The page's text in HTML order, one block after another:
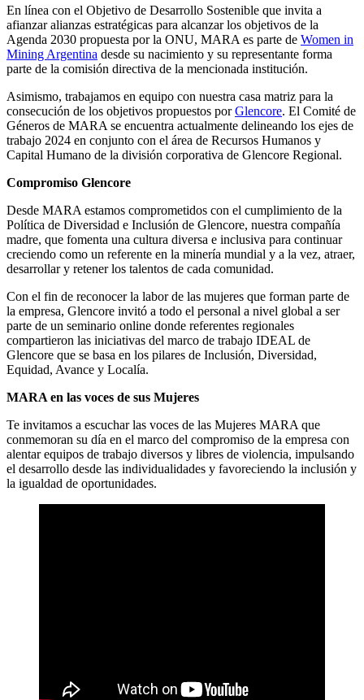
En línea con el Objetivo de Desarrollo Sostenible que invita a
afianzar alianzas estratégicas para alcanzar los objetivos de la
Agenda 2030 propuesta por la ONU, MARA es parte de Women in
Mining Argentina desde su nacimiento y su representante forma
parte de la comisión directiva de la mencionada institución.
Asimismo, trabajamos en equipo con nuestra casa matriz para la
consecución de los objetivos propuestos porGlencore. El Comité de
Géneros de MARA se encuentra actualmente delineando los ejes de
trabajo 2024 en conjunto con el área de Recursos Humanos y
Capital Humano de la división corporativa de Glencore Regional.
Compromiso Glencore
Desde MARA estamos comprometidos con el cumplimiento de la
Política de Diversidad e Inclusión de Glencore, nuestra compañía
madre, que fomenta una cultura diversa e inclusiva para continuar
creciendo como un referente en la minería mundial y a la vez, atraer,
desarrollar y retener los talentos de cada comunidad.
Con el fin de reconocer la labor de las mujeres que forman parte de
la empresa, Glencore invitó a todo el personal a nivel global a ser
parte de un seminario online donde referentes regionales
compartieron las iniciativas del marco de trabajo IDEAL de
Glencore que se basa en los pilares de Inclusión, Diversidad,
Equidad, Avance y Localía.
MARA en las voces de sus Mujeres
Te invitamos a escuchar las voces de las Mujeres MARA que
conmemoran su día en el marco del compromiso de la empresa con
alentar equipos de trabajo diversos y libres de violencia, impulsando
el desarrollo desde las individualidades y favoreciendo la inclusión y
la igualdad de oportunidades.